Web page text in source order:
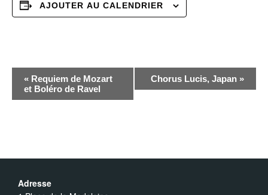
AJOUTER AU CALENDRIER
« Requiem de Mozart
et Boléro de Ravel
Chorus Lucis, Japan »
Adresse